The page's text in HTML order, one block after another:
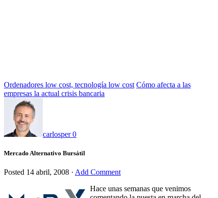
Ordenadores low cost, tecnología low cost Cómo afecta a las
empresas la actual crisis bancaria
carlosper 0
Mercado Alternativo Bursátil
Posted 14 abril, 2008 · Add Comment
Hace unas semanas que venimos